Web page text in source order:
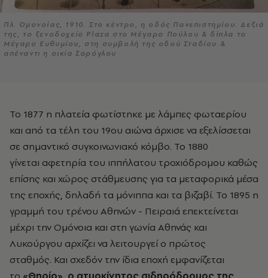
Πλ. Ομονοίας, 1910. Στο κέντρο, η οδός Πανεπιστημίου. Δεξιά
της, το ξενοδοχείο Plaza στο Μέγαρο Πούλου & δίπλα το
Μέγαρο Ευθυμίου, στη συμβολή της οδού Σταδίου &
απέναντι η οικία Σαρόγλου
Το 1877 η πλατεία φωτίστηκε με λάμπες φωταερίου
και από τα τέλη του 19ου αιώνα άρχισε να εξελίσσεται
σε σημαντικό συγκοινωνιακό κόμβο. Το 1880
γίνεται αφετηρία του ιππήλατου τροχιόδρομου καθώς
επίσης και χώρος στάθμευσης για τα μεταφορικά μέσα
της εποχής, δηλαδή τα μόνιππα και τα βιζαβί. Το 1895 η
γραμμή του τρένου Αθηνών - Πειραιά επεκτείνεται
μέχρι την Ομόνοια και στη γωνία Αθηνάς και
Λυκούργου αρχίζει να λειτουργεί ο πρώτος
σταθμός. Και σχεδόν την ίδια εποχή εμφανίζεται